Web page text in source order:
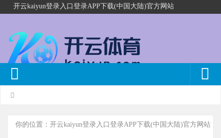
开云kaiyun登录入口登录APP下载(中国大陆)官方网站
你的位置： 开云kaiyun登录入口登录APP下载(中国大陆)官方网站